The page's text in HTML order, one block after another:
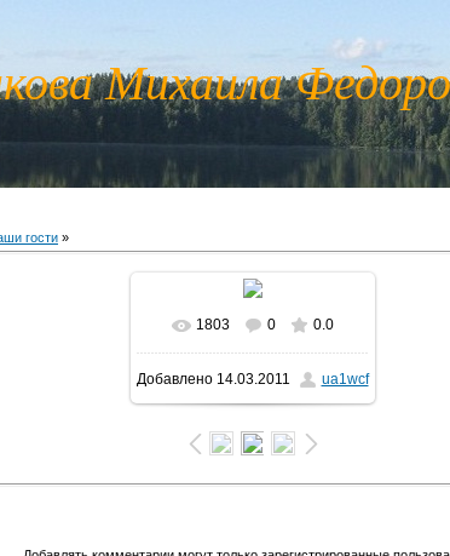
Михаила
гости »
В реальном размере
600x450/ 48.6Kb
1803 0 0.0
Добавлено14.03.2011 ua1wcf